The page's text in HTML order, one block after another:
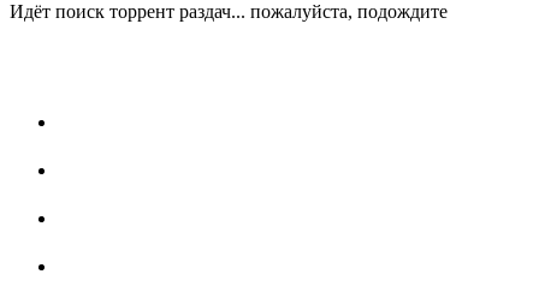
Идёт поиск торрент раздач... пожалуйста, подождите